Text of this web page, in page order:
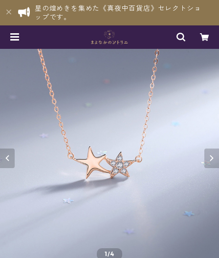
星の煌めきを集めた《真夜中百貨店》セレクトショ
ップです。
1/4